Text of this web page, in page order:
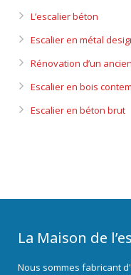
L’escalier béton
Escalier en métal
Rénovation d’un
Escalier en bois
Escalier en béton brut
La Maison de
Nous sommes fabricant